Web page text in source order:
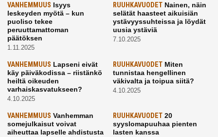
VANHEMMUUS Isyys
leskeyden myötä – kun
puoliso tekee
peruuttamattoman
päätöksen
1.11.2025
RUUHKAVUODETNainen, näin
selätät haasteet aikuisiän
ystävyyssuhteissa ja löydät
uusia ystäviä
7.10.2025
VANHEMMUUS Lapseni eivät
käy päiväkodissa – riistänkö
heiltä oikeuden
varhaiskasvatukseen?
4.10.2025
RUUHKAVUODETMiten
tunnistaa hengellinen
väkivalta ja toipua siitä?
4.10.2025
VANHEMMUUS Vanhemman
somejulkaisut voivat
aiheuttaa lapselle ahdistusta
RUUHKAVUODET20
syyslomapuuhaa pienten
lasten kanssa